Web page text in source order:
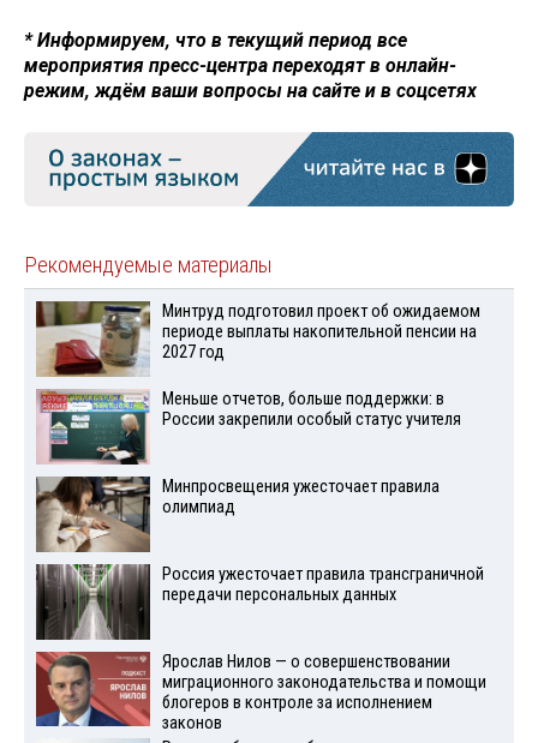
* Информируем, что в текущий период все
мероприятия пресс-центра переходят в онлайн-
режим, ждём ваши вопросы на сайте и в соцсетях
Рекомендуемые материалы
Минтруд подготовил проект об ожидаемом
периоде выплаты накопительной пенсии на
2027 год
Меньше отчетов, больше поддержки: в
России закрепили особый статус учителя
Минпросвещения ужесточает правила
олимпиад
Россия ужесточает правила трансграничной
передачи персональных данных
Ярослав Нилов — о совершенствовании
миграционного законодательства и помощи
блогеров в контроле за исполнением
законов